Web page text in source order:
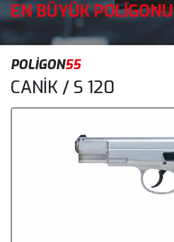
EN BÜYÜK POLİGONU
POLİGON55
CANİK / S 120